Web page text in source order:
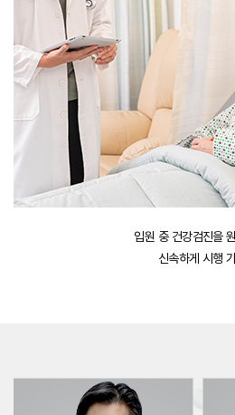
입원 중 건강검진을
신속하게 시행